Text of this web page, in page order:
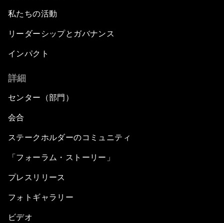
私たちの活動
リーダーシップとガバナンス
インパクト
詳細
センター（部門）
会合
ステークホルダーのコミュニティ
「フォーラム・ストーリー」
プレスリリース
フォトギャラリー
ビデオ